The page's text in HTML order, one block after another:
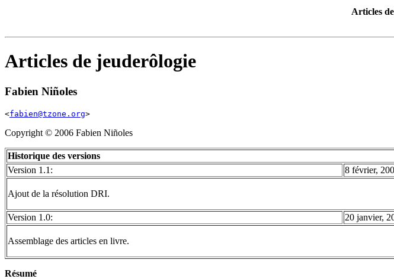
Articles
Articles de jeuderôlogie
Fabien Niñoles
<fabien@tzone.org>
Copyright © 2006 Fabien Niñoles
Historique des versions
Version 1.1:
8 février,
Ajout de la résolution DRI.
Version 1.0: 20 janvier,
Assemblage des articles en livre.
Résumé